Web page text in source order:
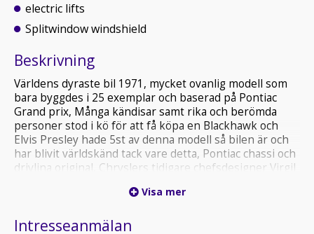
electric lifts
Splitwindow windshield
Beskrivning
Världens dyraste bil 1971, mycket ovanlig modell som
bara byggdes i 25 exemplar och baserad på Pontiac
Grand prix, Många kändisar samt rika och berömda
personer stod i kö för att få köpa en Blackhawk och
Elvis Presley hade 5st av denna modell så bilen är och
har blivit världskänd tack vare detta, Pontiac chassi och
drivlina original, Chryslers tidigare chefsdesigner Virgil
Carrozzeria Padane i Modena- Italien, denna bil är
handskfackets lucka, superlyxig inredning med
Visa mer
Intresseanmälan